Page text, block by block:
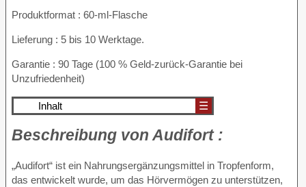
Produktformat : 60-ml-Flasche
Lieferung : 5 bis 10 Werktage.
Garantie : 90 Tage (100 % Geld-zurück-Garantie bei
Unzufriedenheit)
Inhalt ☰
Beschreibung von Audifort :
„Audifort“ ist ein Nahrungsergänzungsmittel in Tropfenform,
das entwickelt wurde, um das Hörvermögen zu unterstützen,